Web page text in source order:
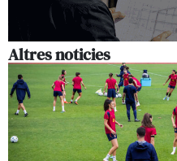
Altres noticies